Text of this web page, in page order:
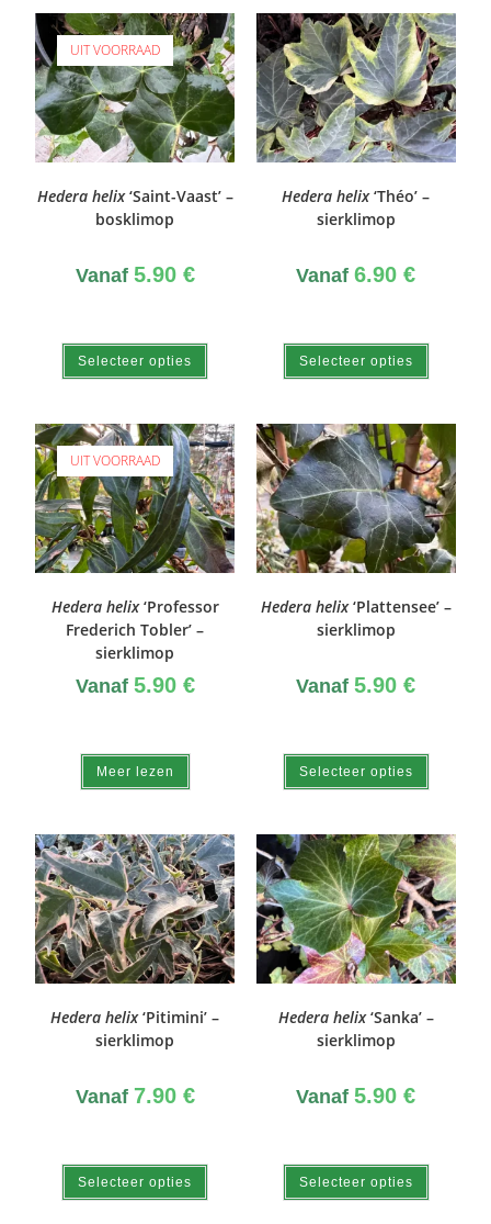
UIT VOORRAAD
Hedera helix‘Saint-Vaast’ –
bosklimop
Vanaf 5.90 €
Selecteer opties
Hedera helix‘Théo’ –
sierklimop
Vanaf6.90€
Selecteer opties
UIT VOORRAAD
Hedera helix‘Professor
Frederich Tobler’ –
sierklimop
Vanaf 5.90 €
Meer lezen
Hedera helix‘Plattensee’ –
sierklimop
Vanaf5.90€
Selecteer opties
Hedera helix‘Pitimini’ –
sierklimop
Vanaf 7.90 €
Selecteer opties
Hedera helix‘Sanka’ –
sierklimop
Vanaf5.90€
Selecteer opties